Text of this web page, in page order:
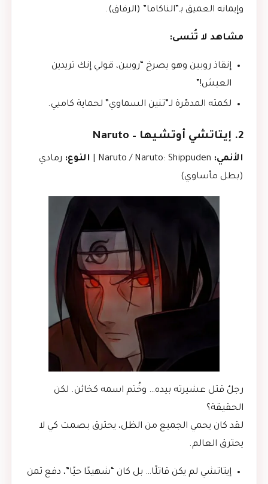
وإيمانه العميق بـ”الناكاما” (الرفاق).
مشاهد لا تُنسى:
إنقاذ روبين وهو يصرخ “روبين، قولي إنك تريدين
العيش!”
لكمته المدمّرة لـ”تنين السماوي” لحماية كاميي.
2. إيتاتشي أوتشيها – Naruto
الأنمي: النوع: رمادي
(بطل مأساوي)
رجلٌ قتل عشيرته بيده… وخُتم اسمه كخائن. لكن
الحقيقة؟
لقد كان يحمي الجميع من الظل، يحترق بصمت كي لا
يحترق العالم.
إيتاتشي لم يكن قاتلًا… بل كان “شهيدًا حيًا”، دفع ثمن